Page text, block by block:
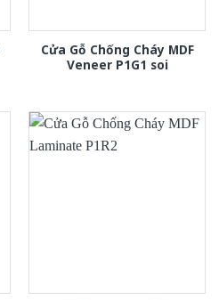
Cửa Gỗ Chống Cháy MDF
Veneer P1G1 soi